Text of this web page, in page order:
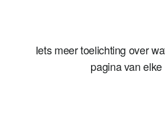
Iets meer toelichting over
pagina van